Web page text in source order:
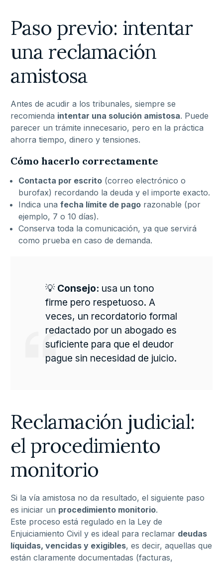
Paso previo: intentar
una reclamación
amistosa
Antes de acudir a los tribunales, siempre se
recomienda intentar una solución amistosa. Puede
parecer un trámite innecesario, pero en la práctica
ahorra tiempo, dinero y tensiones.
Cómo hacerlo correctamente
Contacta por escrito (correo electrónico o
burofax) recordando la deuda y el importe exacto.
Indica unafecha límite de pago razonable (por
ejemplo, 7 o 10 días).
Conserva toda la comunicación, ya que servirá
como prueba en caso de demanda.
💡 Consejo: usa un tono
firme pero respetuoso. A
veces, un recordatorio formal
redactado por un abogado es
suficiente para que el deudor
pague sin necesidad de juicio.
Reclamación judicial:
el procedimiento
monitorio
Si la vía amistosa no da resultado, el siguiente paso
es iniciar un procedimiento monitorio.
Este proceso está regulado en la Ley de
Enjuiciamiento Civil y es ideal para reclamar deudas
líquidas, vencidas y exigibles, es decir, aquellas que
están claramente documentadas (facturas,